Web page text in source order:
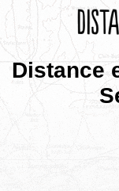
Distance